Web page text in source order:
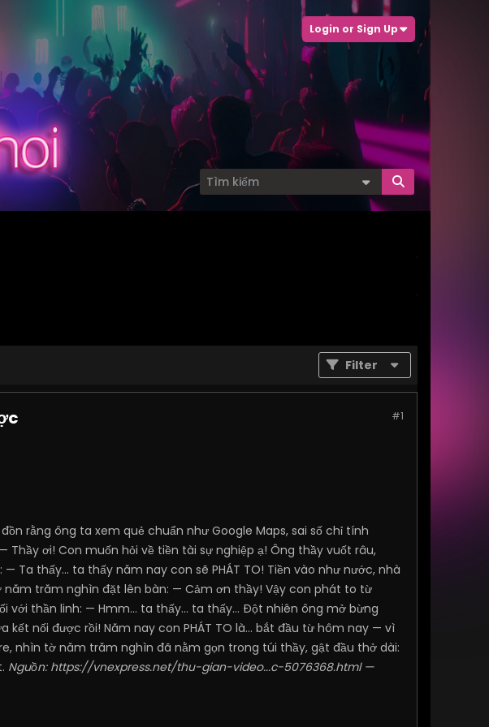
Login or Sign Up
Filter
#1
rằng ông ta xem quẻ chuẩn như Google Maps, sai số chỉ tính
ơi! Con muốn hỏi về tiền tài sự nghiệp ạ! Ông thầy vuốt râu,
Ta thấy... ta thấy năm nay con sẽ PHÁT TO! Tiền vào như nước, nhà
trăm nghìn đặt lên bàn: — Cảm ơn thầy! Vậy con phát to từ
với thần linh: — Hmm... ta thấy... ta thấy... Đột nhiên ông mở bừng
nối được rồi! Năm nay con PHÁT TO là... bắt đầu từ hôm nay — vì
nhìn tờ năm trăm nghìn đã nằm gọn trong túi thầy, gật đầu thở dài:
Nguồn: https://vnexpress.net/thu-gian-video...c-5076368.html—